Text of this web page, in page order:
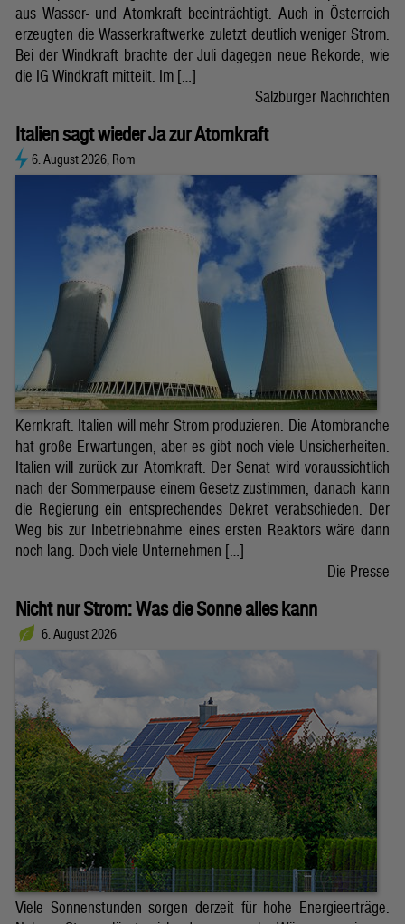
aus Wasser- und Atomkraft beeinträchtigt. Auch in Österreich
erzeugten die Wasserkraftwerke zuletzt deutlich weniger Strom.
Bei der Windkraft brachte der Juli dagegen neue Rekorde, wie
die IG Windkraft mitteilt. Im […]
Salzburger Nachrichten
Italien sagt wieder Ja zur Atomkraft
6. August 2026, Rom
Kernkraft. Italien will mehr Strom produzieren. Die Atombranche
hat große Erwartungen, aber es gibt noch viele Unsicherheiten.
Italien will zurück zur Atomkraft. Der Senat wird voraussichtlich
nach der Sommerpause einem Gesetz zustimmen, danach kann
die Regierung ein entsprechendes Dekret verabschieden. Der
Weg bis zur Inbetriebnahme eines ersten Reaktors wäre dann
noch lang. Doch viele Unternehmen […]
Die Presse
Nicht nur Strom: Was die Sonne alles kann
6. August 2026
Viele Sonnenstunden sorgen derzeit für hohe Energieerträge.